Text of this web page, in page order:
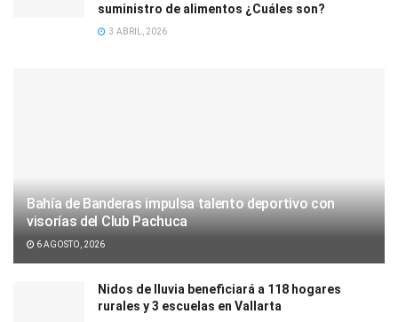
suministro de alimentos ¿Cuáles son?
3 ABRIL, 2026
Bahía de Banderas impulsa talento deportivo con
visorías del Club Pachuca
6 AGOSTO, 2026
Nidos de lluvia beneficiará a 118 hogares
rurales y 3 escuelas en Vallarta